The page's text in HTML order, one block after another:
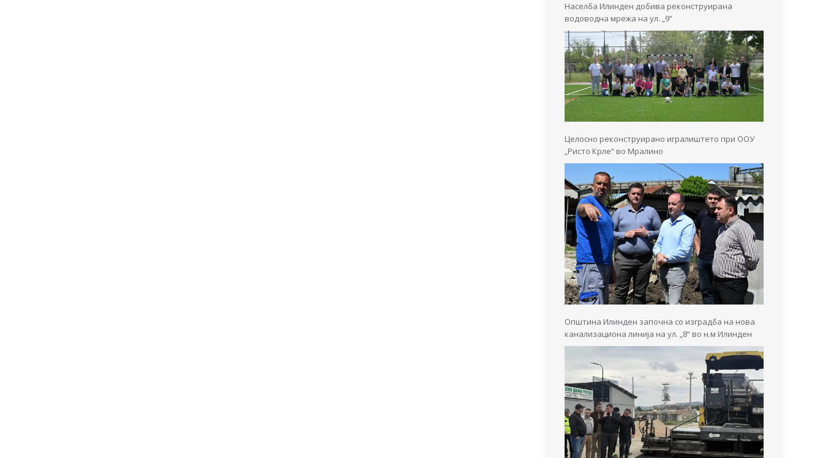
Населба Илинден добива реконструирана
водоводна мрежа на ул. „9“
Целосно реконструирано игралиштето при ООУ
„Ристо Крле“ во Мралино
Општина Илинден започна со изградба на нова
канализациона линија на ул. „8“ во н.м Илинден